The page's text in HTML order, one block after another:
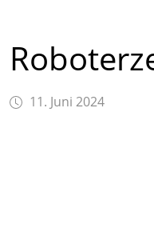
11. Juni 2024